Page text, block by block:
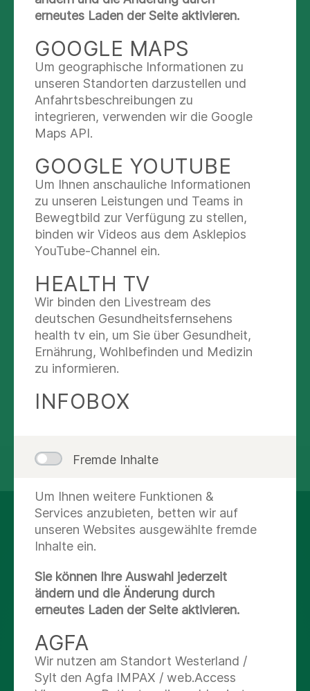
eine spannende Reise in die Welt der Pflege! 🚀
Beim Welcome Day wurden sie von unserer
stellvertretenden Schulleitung Vera Uhlig herzlich
empfangen. Unter der Leitung von Frau Hoim-
Kilper geht es jetzt voller Energie los! 💯
Wir freuen uns auf eine spannende, lehrreiche
und inspirierende gemeinsame Zeit! 🩺📚
KONTAKT
Asklepios Psychiatrie
Rosdorfer Weg 70
37081 Göttingen
Theresa Stetskamp
Leiterin des Bildungszentrums
E-Mail: t.stetskamp@asklepios.com
Tel.: +49 551 402-2900
teilen
AUF DEM LAUFENDEN
BLEIBEN
Instagram
X
erneutes Laden der Seite aktivieren.
GOOGLE MAPS
Um geographische Informationen zu
unseren Standorten darzustellen und
Anfahrtsbeschreibungen zu
integrieren, verwenden wir die Google
Maps API.
GOOGLE YOUTUBE
Um Ihnen anschauliche Informationen
zu unseren Leistungen und Teams in
Bewegtbild zur Verfügung zu stellen,
binden wir Videos aus dem Asklepios
YouTube-Channel ein.
HEALTH TV
Wir binden den Livestream des
deutschen Gesundheitsfernsehens
health tv ein, um Sie über Gesundheit,
Ernährung, Wohlbefinden und Medizin
zu informieren.
INFOBOX
Fremde Inhalte
Um Ihnen weitere Funktionen &
Services anzubieten, betten wir auf
unseren Websites ausgewählte fremde
Inhalte ein.
Sie können Ihre Auswahl jederzeit
ändern und die Änderung durch
erneutes Laden der Seite aktivieren.
AGFA
Wir nutzen am Standort Westerland /
Sylt den Agfa IMPAX / web.Access